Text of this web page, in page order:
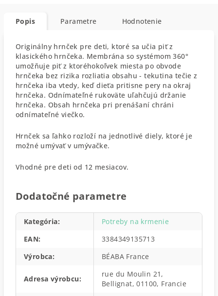
Popis Parametre Hodnotenie
Originálny hrnček pre deti, ktoré sa učia piť z
klasického hrnčeka. Membrána so systémom 360°
umožňuje piť z ktoréhokoľvek miesta po obvode
hrnčeka bez rizika rozliatia obsahu - tekutina tečie z
hrnčeka iba vtedy, keď dieťa pritisne pery na okraj
hrnčeka. Odnímateľné rukoväte uľahčujú držanie
hrnčeka. Obsah hrnčeka pri prenášaní chráni
odnímateľné viečko.
Hrnček sa ľahko rozloží na jednotlivé diely, ktoré je
možné umývať v umývačke.
Vhodné pre deti od 12 mesiacov.
Dodatočné parametre
Kategória:
Potreby na krmenie
EAN:
3384349135713
Výrobca: BÉABA France
Adresa výrobcu:
rue du Moulin 21,
Bellignat, 01100, Francie